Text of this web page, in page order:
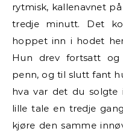
rytmisk, kallenavnet
tredje minutt. Det
hoppet inn i hodet
Hun drev fortsatt
penn, og til slutt fant
hva var det du solgte
lille tale en tredje
kjøre den samme